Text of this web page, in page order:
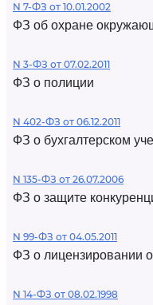
N 7-ФЗ от 10.01.2002
ФЗ об охране
N 3-ФЗ от 07.02.2011
ФЗ о полиции
N 402-ФЗ от 06.12.2011
ФЗ о бухгалтерском
N 135-ФЗ от 26.07.2006
ФЗ о защите
N 99-ФЗ от 04.05.2011
ФЗ о лицензировании
N 14-ФЗ от 08.02.1998